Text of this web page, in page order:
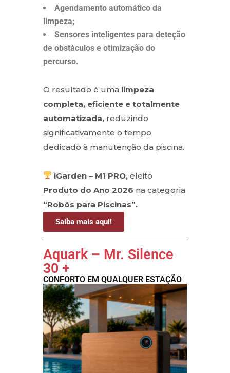
Agendamento automático da
limpeza;
Sensores inteligentes para deteção
de obstáculos e otimização do
percurso.
O resultado é uma limpeza
completa, eficiente e totalmente
automatizada, reduzindo
significativamente o tempo
dedicado à manutenção da piscina.
iGarden – M1 PRO,eleito
Produto do Ano 2026 na categoria
“Robôs para Piscinas”.
Saiba mais aqui!
Aquark – Mr. Silence
30 +
CONFORTO EM QUALQUER ESTAÇÃO